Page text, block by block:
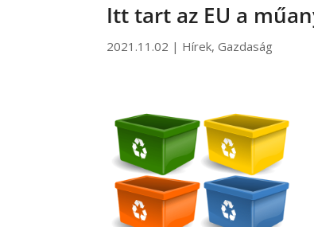
Itt tart az EU a
2021.11.02 | Hírek,Gazdaság